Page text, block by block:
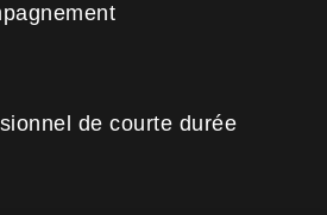
de courte durée